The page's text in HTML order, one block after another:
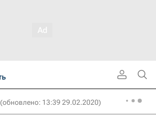
(обновлено: 13:39 29.02.2020)